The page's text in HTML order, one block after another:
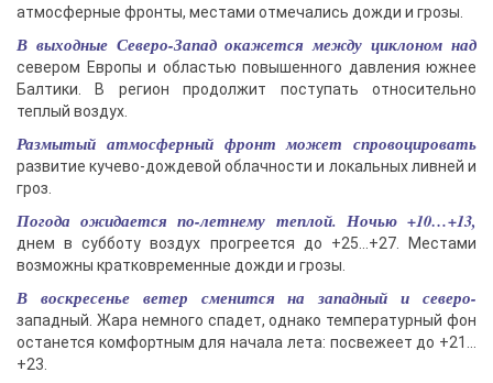
атмосферные фронты, местами отмечались дожди и грозы.
В выходные Северо-Запад окажется между циклоном над
севером Европы и областью повышенного давления южнее
Балтики. В регион продолжит поступать относительно
теплый воздух.
Размытый атмосферный фронт может спровоцировать
развитие кучево-дождевой облачности и локальных ливней и
гроз.
Погода ожидается по-летнему теплой. Ночью +10…+13,
днем в субботу воздух прогреется до +25…+27. Местами
возможны кратковременные дожди и грозы.
В воскресенье ветер сменится на западный и северо-
западный. Жара немного спадет, однако температурный фон
останется комфортным для начала лета: посвежеет до +21…
+23.